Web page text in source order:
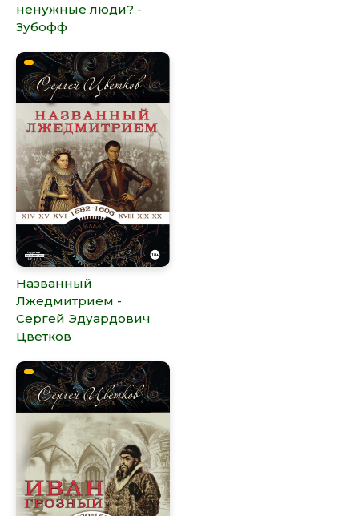
ненужные люди? -
Зубофф
Названный
Лжедмитрием -
Сергей Эдуардович
Цветков